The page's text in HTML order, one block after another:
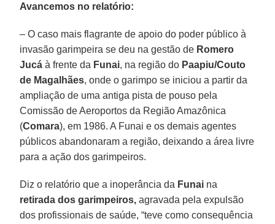
Avancemos no relatório:
– O caso mais flagrante de apoio do poder público à
invasão garimpeira se deu na gestão de Romero
Jucá à frente da Funai, na região do Paapiu/Couto
de Magalhães, onde o garimpo se iniciou a partir da
ampliação de uma antiga pista de pouso pela
Comissão de Aeroportos da Região Amazônica
(Comara), em 1986. A Funai e os demais agentes
públicos abandonaram a região, deixando a área livre
para a ação dos garimpeiros.
Diz o relatório que a inoperância da Funai na
retirada dos garimpeiros, agravada pela expulsão
dos profissionais de saúde, “teve como consequência